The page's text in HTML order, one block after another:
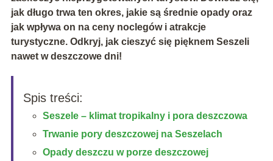
jak długo trwa ten okres, jakie są średnie opady oraz
jak wpływa on na ceny noclegów i atrakcje
turystyczne. Odkryj, jak cieszyć się pięknem Seszeli
nawet w deszczowe dni!
Spis treści:
Seszele – klimat tropikalny i pora deszczowa
Trwanie pory deszczowej na Seszelach
Opady deszczu w porze deszczowej